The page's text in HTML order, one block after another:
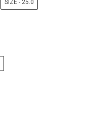
SIZE - 25.0